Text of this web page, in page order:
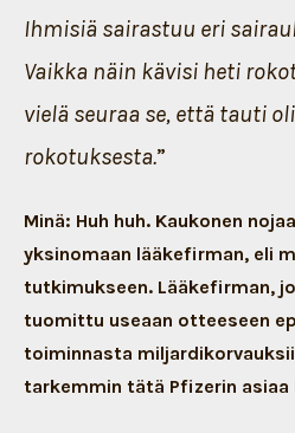
Ihmisiä sairastuu eri
Vaikka näin kävisi heti
vielä seuraa se, että tauti
rokotuksesta.”
Minä: Huh huh. Kaukonen
yksinomaan lääkefirman, eli
tutkimukseen. Lääkefirman,
tuomittu useaan otteeseen
toiminnasta
tarkemmin tätä Pfizerin asiaa